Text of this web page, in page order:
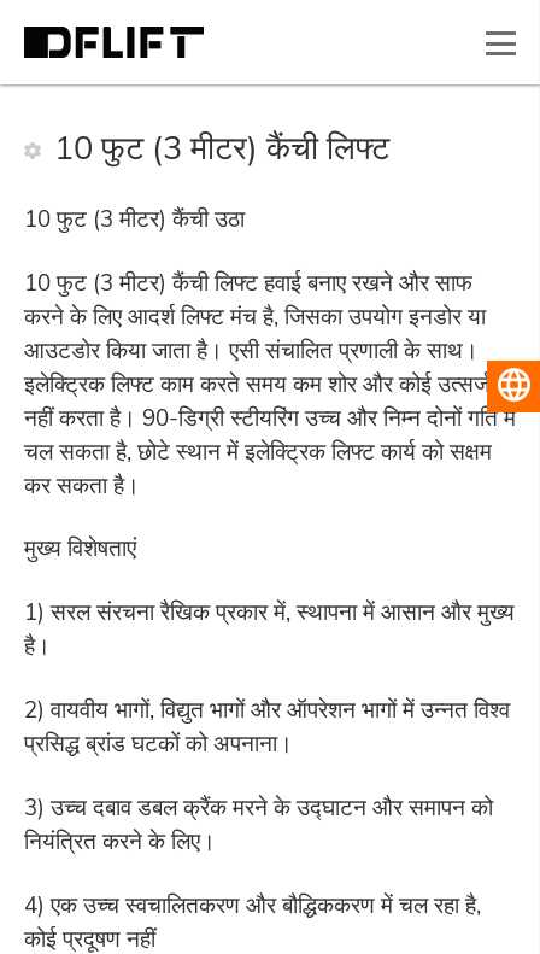
10 फुट (3 मीटर) कैंची लिफ्ट
10 फुट (3 मीटर) कैंची उठा
10 फुट (3 मीटर) कैंची लिफ्ट हवाई बनाए रखने और साफ
करने के लिए आदर्श लिफ्ट मंच है, जिसका उपयोग इनडोर या
आउटडोर किया जाता है। एसी संचालित प्रणाली के साथ।
इलेक्ट्रिक लिफ्ट काम करते समय कम शोर और कोई उत्सर्जन
नहीं करता है। 90-डिग्री स्टीयरिंग उच्च और निम्न दोनों गति में
चल सकता है, छोटे स्थान में इलेक्ट्रिक लिफ्ट कार्य को सक्षम
कर सकता है।
मुख्य विशेषताएं
1) सरल संरचना रैखिक प्रकार में, स्थापना में आसान और मुख्य
है।
2) वायवीय भागों, विद्युत भागों और ऑपरेशन भागों में उन्नत विश्व
प्रसिद्ध ब्रांड घटकों को अपनाना।
3) उच्च दबाव डबल क्रैंक मरने के उद्घाटन और समापन को
नियंत्रित करने के लिए।
4) एक उच्च स्वचालितकरण और बौद्धिककरण में चल रहा है,
कोई प्रदूषण नहीं
हिन्दी